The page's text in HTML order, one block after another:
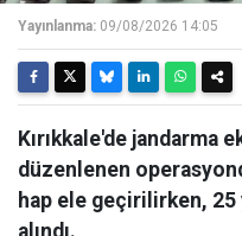
Yayınlanma: 09/08/2026 14:05
Kırıkkale'de jandarma
düzenlenen
hap ele geçirilirken, 25